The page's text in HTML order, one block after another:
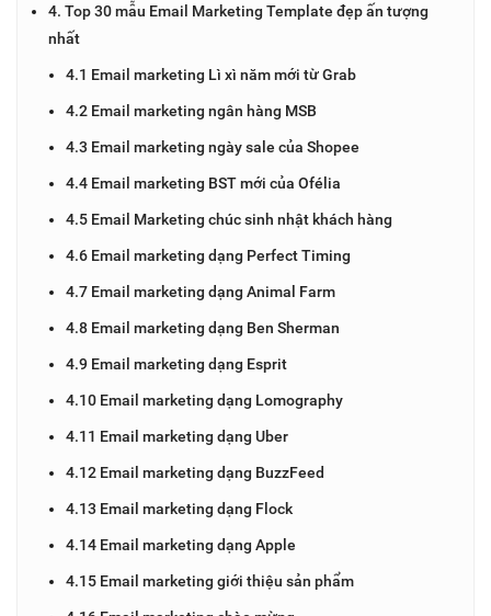
4. Top 30 mẫu Email Marketing Template đẹp ấn tượng
nhất
4.1 Email marketing Lì xì năm mới từ Grab
4.2 Email marketing ngân hàng MSB
4.3 Email marketing ngày sale của Shopee
4.4 Email marketing BST mới của Ofélia
4.5 Email Marketing chúc sinh nhật khách hàng
4.6 Email marketing dạng Perfect Timing
4.7 Email marketing dạng Animal Farm
4.8 Email marketing dạng Ben Sherman
4.9 Email marketing dạng Esprit
4.10 Email marketing dạng Lomography
4.11 Email marketing dạng Uber
4.12 Email marketing dạng BuzzFeed
4.13 Email marketing dạng Flock
4.14 Email marketing dạng Apple
4.15 Email marketing giới thiệu sản phẩm